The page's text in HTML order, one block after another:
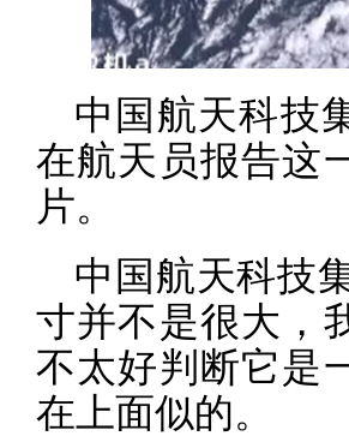
中国航天科技
在航天员报告这
片。
中国航天科技
寸并不是很大，
不太好判断它是
在上面似的。